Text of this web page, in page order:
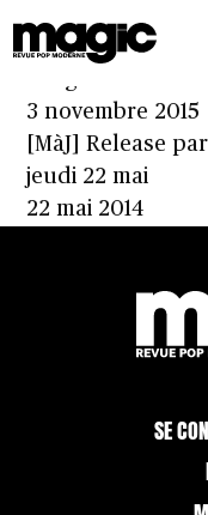
orchestre la
3 novembre 2015
[MàJ] Release
jeudi 22 mai
22 mai 2014
SE